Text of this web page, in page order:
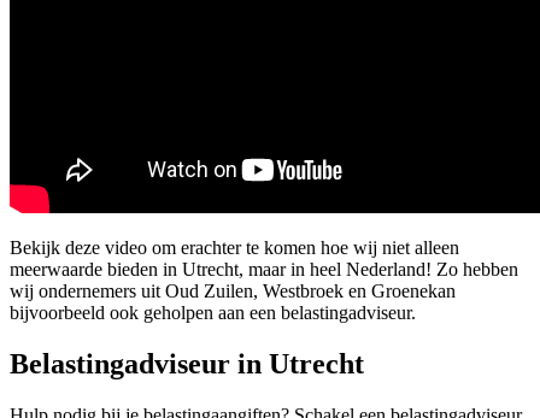
Bekijk deze video om erachter te komen hoe wij niet alleen
meerwaarde bieden in Utrecht, maar in heel Nederland! Zo hebben
wij ondernemers uit Oud Zuilen, Westbroek en Groenekan
bijvoorbeeld ook geholpen aan een belastingadviseur.
Belastingadviseur in Utrecht